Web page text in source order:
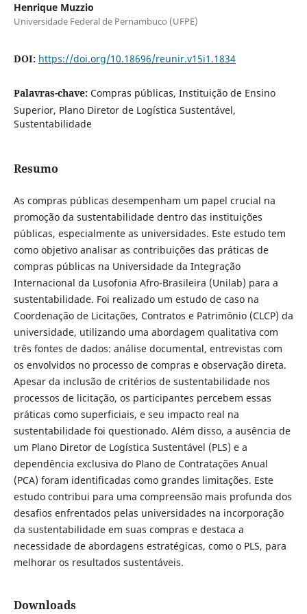
Henrique Muzzio
Universidade Federal de Pernambuco (UFPE)
DOI: https://doi.org/10.18696/reunir.v15i1.1834
Palavras-chave: Compras públicas, Instituição de Ensino
Superior, Plano Diretor de Logística Sustentável,
Sustentabilidade
Resumo
As compras públicas desempenham um papel crucial na
promoção da sustentabilidade dentro das instituições
públicas, especialmente as universidades. Este estudo tem
como objetivo analisar as contribuições das práticas de
compras públicas na Universidade da Integração
Internacional da Lusofonia Afro-Brasileira (Unilab) para a
sustentabilidade. Foi realizado um estudo de caso na
Coordenação de Licitações, Contratos e Patrimônio (CLCP) da
universidade, utilizando uma abordagem qualitativa com
três fontes de dados: análise documental, entrevistas com
os envolvidos no processo de compras e observação direta.
Apesar da inclusão de critérios de sustentabilidade nos
processos de licitação, os participantes percebem essas
práticas como superficiais, e seu impacto real na
sustentabilidade foi questionado. Além disso, a ausência de
um Plano Diretor de Logística Sustentável (PLS) e a
dependência exclusiva do Plano de Contratações Anual
(PCA) foram identificadas como grandes limitações. Este
estudo contribui para uma compreensão mais profunda dos
desafios enfrentados pelas universidades na incorporação
da sustentabilidade em suas compras e destaca a
necessidade de abordagens estratégicas, como o PLS, para
melhorar os resultados sustentáveis.
Downloads